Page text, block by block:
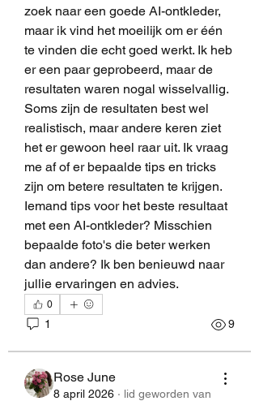
zoek naar een goede AI-ontkleder,
maar ik vind het moeilijk om er één
te vinden die echt goed werkt. Ik heb
er een paar geprobeerd, maar de
resultaten waren nogal wisselvallig.
Soms zijn de resultaten best wel
realistisch, maar andere keren ziet
het er gewoon heel raar uit. Ik vraag
me af of er bepaalde tips en tricks
zijn om betere resultaten te krijgen.
Iemand tips voor het beste resultaat
met een AI-ontkleder? Misschien
bepaalde foto's die beter werken
dan andere? Ik ben benieuwd naar
jullie ervaringen en advies.
0
1 9
Rose June
8 april 2026 · lid geworden van